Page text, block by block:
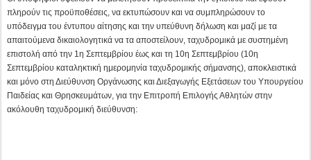
πληρούν τις προϋποθέσεις, να εκτυπώσουν και να συμπληρώσουν το
υπόδειγμα του έντυπου αίτησης και την υπεύθυνη δήλωση και μαζί με τα
απαιτούμενα δικαιολογητικά να τα αποστείλουν, ταχυδρομικά με συστημένη
επιστολή από την 1η Σεπτεμβρίου έως και τη 10η Σεπτεμβρίου (10η
Σεπτεμβρίου καταληκτική ημερομηνία ταχυδρομικής σήμανσης), αποκλειστικά
και μόνο στη Διεύθυνση Οργάνωσης και Διεξαγωγής Εξετάσεων του Υπουργείου
Παιδείας και Θρησκευμάτων, για την Επιτροπή Επιλογής Αθλητών στην
ακόλουθη ταχυδρομική διεύθυνση: